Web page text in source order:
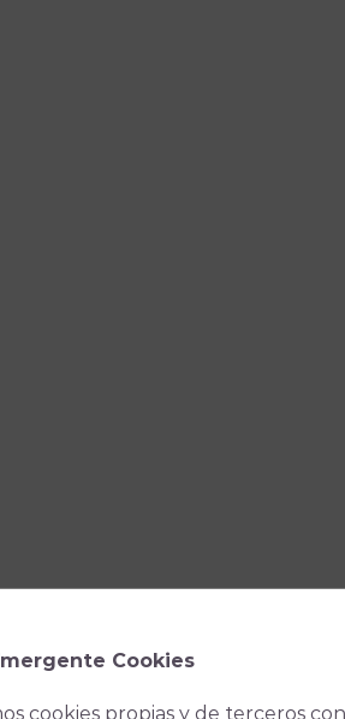
Cookies
cookies propias y de terceros